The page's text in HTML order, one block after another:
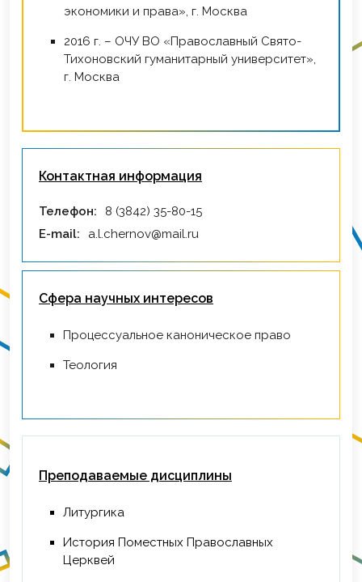
экономики и права», г. Москва
2016 г. – ОЧУ ВО «Православный Свято-
Тихоновский гуманитарный университет»,
г. Москва
Контактная информация
Телефон:
8 (3842) 35-80-15
E-mail:
a.l.chernov@mail.ru
Сфера научных интересов
Процессуальное каноническое право
Теология
Преподаваемые дисциплины
Литургика
История Поместных Православных
Церквей